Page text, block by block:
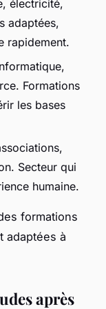
électricité,
adaptées,
rapidement.
Formations
les bases
Secteur qui
humaine.
formations
adaptées à
après